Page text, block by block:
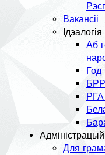
Вакансіі
Ідэалогія
Аб
Год
Для